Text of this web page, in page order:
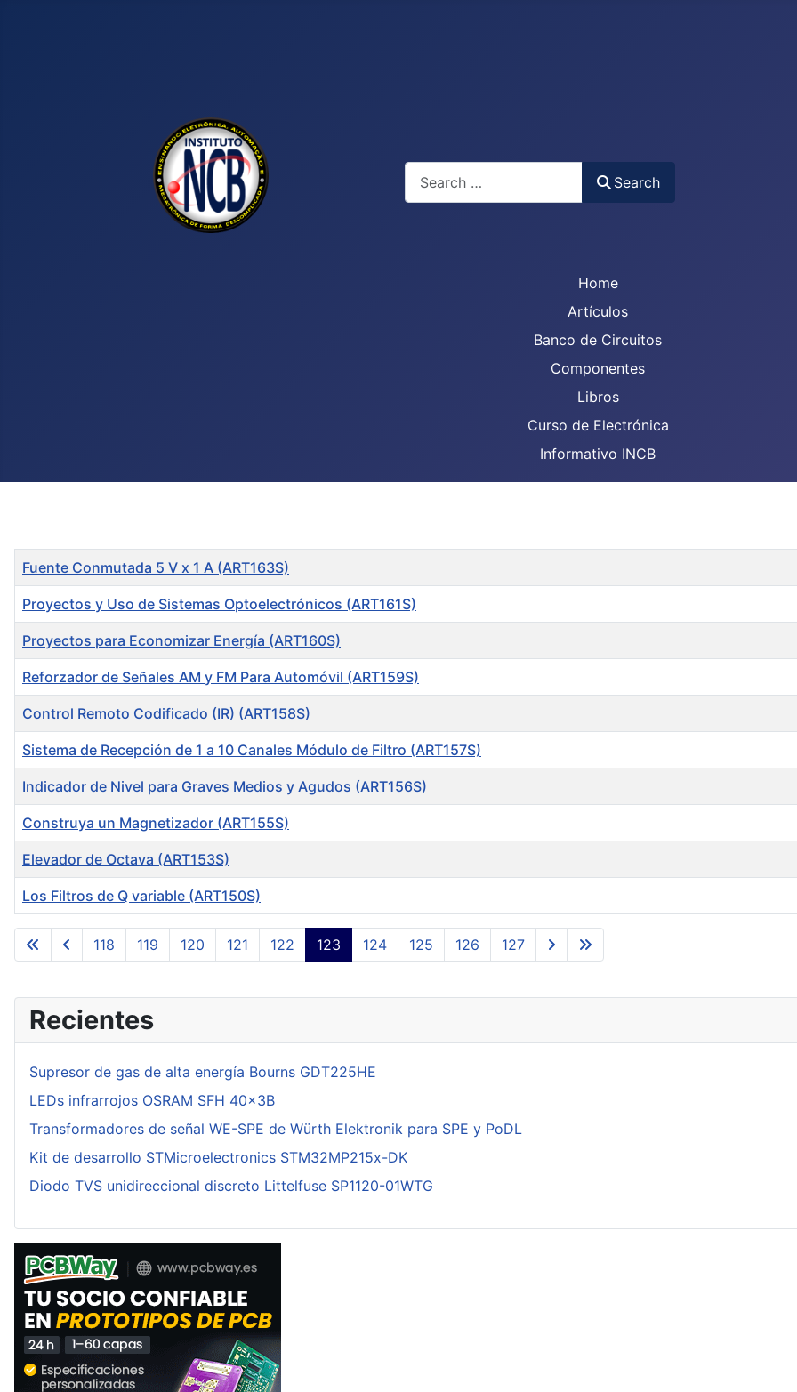
Search
Search
Home
Artículos
Banco de Circuitos
Componentes
Libros
Curso de Electrónica
Informativo INCB
Articles
Title
Fuente Conmutada 5 V x 1 A (ART163S)
Proyectos y Uso de Sistemas Optoelectrónicos (ART161S)
Proyectos para Economizar Energía (ART160S)
Reforzador de Señales AM y FM Para Automóvil (ART159S)
Control Remoto Codificado (IR) (ART158S)
Sistema de Recepción de 1 a 10 Canales Módulo de Filtro (ART157S)
Indicador de Nivel para Graves Medios y Agudos (ART156S)
Construya un Magnetizador (ART155S)
Elevador de Octava (ART153S)
Los Filtros de Q variable (ART150S)
118 119 120 121 122 123 124 125 126 127
Recientes
Supresor de gas de alta energía Bourns GDT225HE
LEDs infrarrojos OSRAM SFH 40x3B
Transformadores de señal WE-SPE de Würth Elektronik para SPE y PoDL
Kit de desarrollo STMicroelectronics STM32MP215x-DK
Diodo TVS unidireccional discreto Littelfuse SP1120-01WTG